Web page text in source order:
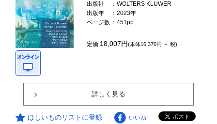
出版社
：WOLTERS KLUWER
出版年
：2023年
ページ数 ：451pp.
定価 18,007円(本体16,370円 ＋ 税)
詳しく見る
ほしいものリストに登録 いいね